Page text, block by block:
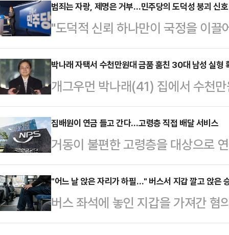
양으로 빠져나오지 못했다.대통령
서 이란과 물밑 접촉에 힘을 실었음
지 못하고 있다.지난 8일 체결한 중
르고 있다. 휴전 연장, 나아가 종전
휴전 기간 오만만에서 이란 국적 화
국의 행위는 휴…
범죄는 자랑, 제명은 거부…민주당의 도덕성 붕괴 신
"도덕적 신뢰 하나만이 국정을 이
대통령이 2003년 10월 최측근의
뱉은 말이다. '도덕적 자부심'은 그
런데 지금의 더불어민주당을 보면,
아예 금고 문이 열려 있는 것 같다
약 4000명의 지역 일꾼을 뽑는 선
프닝이 쏟아지고 있다. 도덕성 문
박나래 자택서 수천만원대 금품 훔친 30대 남성 실형
개그우먼 박나래(41) 집에서 수천
확정받았다.20일 법조계에 따르면
야간주거침입 혐의로 기소된 정모
지난 16일 상고 기각 결정으로 확
용산구 집에 침입해 수천만원 상당
그는 훔친 물건을 장물로 내놓기도
사실을 인정하고 있고 피해자에게
범행 피해 물품이…
집배원이 연금 들고 간다…고령층 직접 배달 서비스
거동이 불편한 고령층을 대상으로
다. 금융기관 방문이 어려운 수급자
범사업을 통해 효과를 검증한 뒤
민연금공단에 따르면 우정사업본부
사업 추진을 위한 업무협약을 체결
"어느 날 앉은 자리가 하필…" 버스서 지갑 깔고 앉은
버스 좌석에 놓인 지갑을 가져간
무죄를 선고받았다. 법원은 직접 증